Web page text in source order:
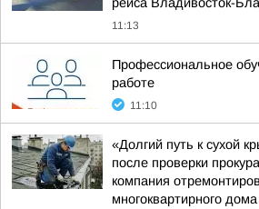
11:13
Профессиональное
работе
11:10
«Долгий путь к сухой
после проверки
компания
многоквартирного дома